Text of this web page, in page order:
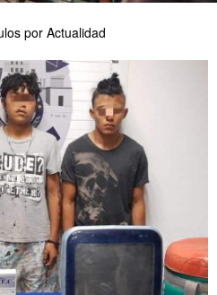
por Actualidad